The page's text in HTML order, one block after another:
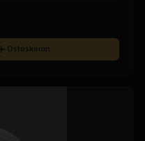
Ostoskoriin